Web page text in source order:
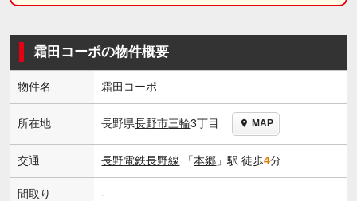
霜田コーポの物件概要
物件名 霜田コーポ
所在地 長野県長野市三輪3丁目 MAP
交通 長野電鉄長野線 「本郷 」駅 徒歩4分
間取り -